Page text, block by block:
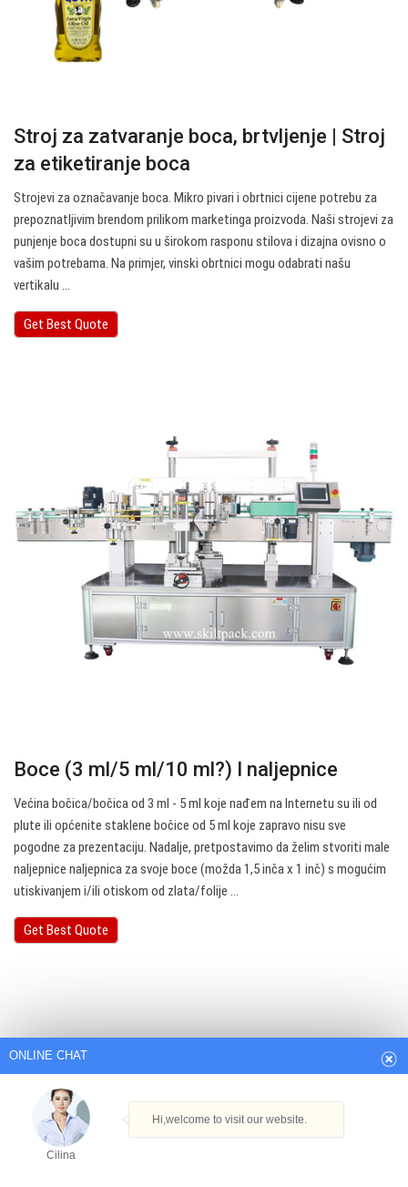
Stroj za zatvaranje boca, brtvljenje | Stroj
za etiketiranje boca
Strojevi za označavanje boca. Mikro pivari i obrtnici cijene potrebu za
prepoznatljivim brendom prilikom marketinga proizvoda. Naši strojevi za
punjenje boca dostupni su u širokom rasponu stilova i dizajna ovisno o
vašim potrebama. Na primjer, vinski obrtnici mogu odabrati našu
vertikalu ...
Get Best Quote
Boce (3 ml/5 ml/10 ml?) I naljepnice
Većina bočica/bočica od 3 ml - 5 ml koje nađem na Internetu su ili od
plute ili općenite staklene bočice od 5 ml koje zapravo nisu sve
pogodne za prezentaciju. Nadalje, pretpostavimo da želim stvoriti male
naljepnice naljepnica za svoje boce (možda 1,5 inča x 1 inč) s mogućim
utiskivanjem i/ili otiskom od zlata/folije ...
Get Best Quote
Cilina